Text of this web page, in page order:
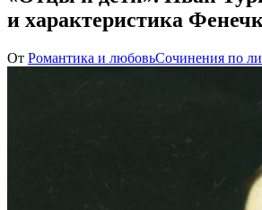
и характеристика
От Романтика и любовьСочинения по